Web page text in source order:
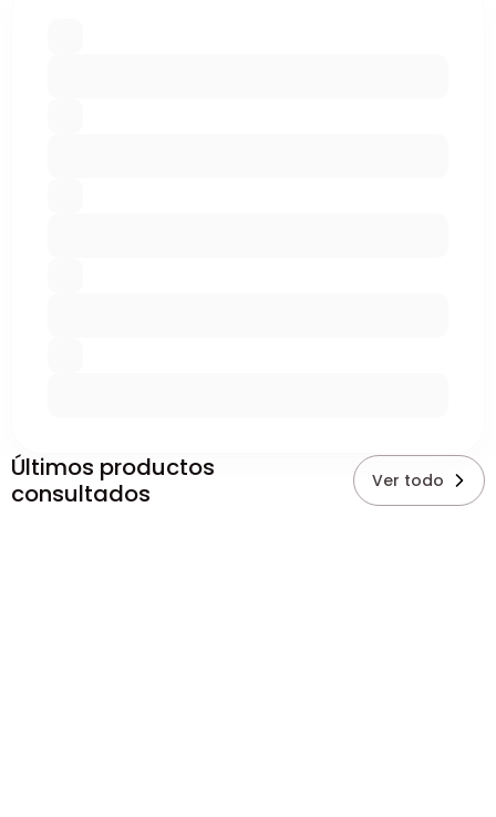
Últimos productos
consultados
Ver todo